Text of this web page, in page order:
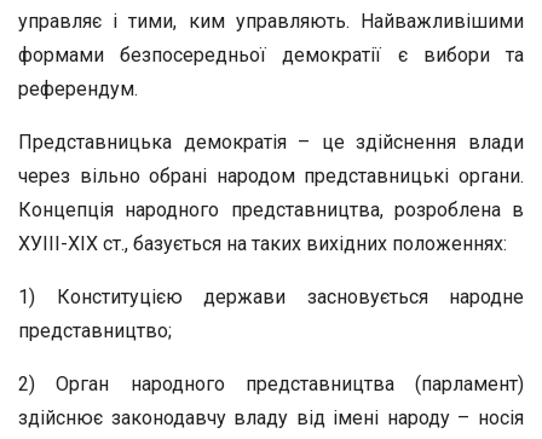
управляє і тими, ким управляють. Найважливішими
формами безпосередньої демократії є вибори та
референдум.
Представницька демократія – це здійснення влади
через вільно обрані народом представницькі органи.
Концепція народного представництва, розроблена в
ХУІІІ-ХІХ ст., базується на таких вихідних положеннях:
1) Конституцією держави засновується народне
представництво;
2) Орган народного представництва (парламент)
здійснює законодавчу владу від імені народу – носія